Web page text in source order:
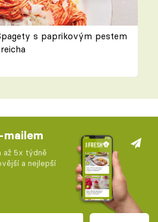
s paprikovým pestem
mailem
až 5x týdně
a nejlepší